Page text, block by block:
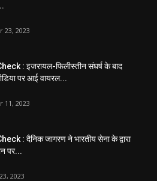
23, 2023
: इजरायल-फिलीस्तीन संघर्ष के बाद
पर आई वायरल...
11, 2023
: दैनिक जागरण ने भारतीय सेना के द्वारा
पर...
2023